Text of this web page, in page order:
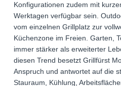
Konfigurationen zudem mit
Werktagen verfügbar sein.
vom einzelnen Grillplatz zur
Küchenzone im Freien. Garten,
immer stärker als erweiterter
diesen Trend besetzt Grillfürst
Anspruch und antwortet auf die
Stauraum, Kühlung,